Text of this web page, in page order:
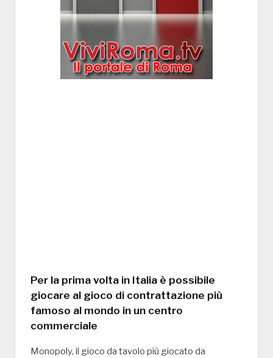
Per la prima volta in Italia è possibile
giocare al gioco di contrattazione più
famoso al mondo in un centro
commerciale
Monopoly, il gioco da tavolo più giocato da